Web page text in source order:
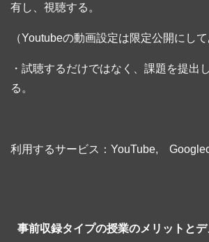
有し、視聴する。
（Youtubeの動画設定は限定公開にして
・試聴するだけではなく、課題を提出
る。
利用するサービス：YouTube,
事前収録タイプの授業のメリットとデ